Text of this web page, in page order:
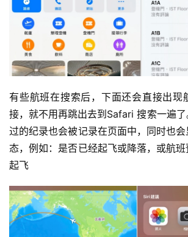
有些航班在搜索后，下面还会直接出现
接，就不用再跳出去到Safari 搜索一遍
过的纪录也会被记录在页面中，同时也
态，例如：是否已经起飞或降落，或航
起飞